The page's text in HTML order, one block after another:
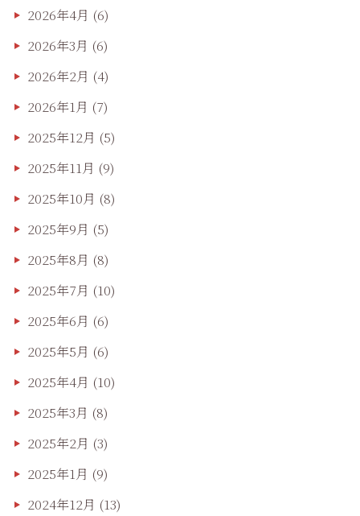
2026年4月 (6)
2026年3月 (6)
2026年2月 (4)
2026年1月 (7)
2025年12月 (5)
2025年11月 (9)
2025年10月 (8)
2025年9月 (5)
2025年8月 (8)
2025年7月 (10)
2025年6月 (6)
2025年5月 (6)
2025年4月 (10)
2025年3月 (8)
2025年2月 (3)
2025年1月 (9)
2024年12月 (13)